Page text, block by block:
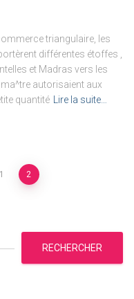
triangulaire, les
différentes étoffes ,
et Madras vers les
autorisaient aux
quantité
Lire la suite…
1 2
RECHERCHER